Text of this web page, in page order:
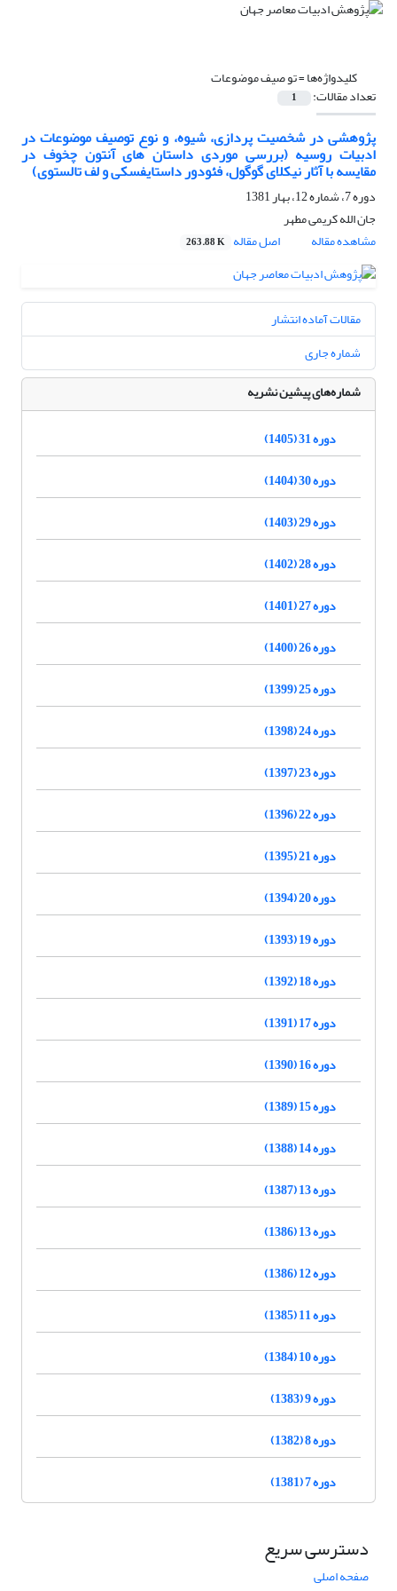
کلیدواژه‌ها =تو صیف موضوعات
تعداد مقالات: 1
پژوهشی در شخصیت پردازی، شیوه، و نوع توصیف موضوعات در
ادبیات روسیه (بررسی موردی داستان های آنتون چخوف در
مقایسه با آثار نیکلای گوگول، فئودور داستایفسکی و لف تالستوی)
دوره 7، شماره 12، بهار 1381
جان الله کریمى مطهر
مشاهده مقاله
اصل مقاله 263.88 K
مقالات آماده انتشار
شماره جاری
شماره‌های پیشین نشریه
دوره 31 (1405)
دوره 30 (1404)
دوره 29 (1403)
دوره 28 (1402)
دوره 27 (1401)
دوره 26 (1400)
دوره 25 (1399)
دوره 24 (1398)
دوره 23 (1397)
دوره 22 (1396)
دوره 21 (1395)
دوره 20 (1394)
دوره 19 (1393)
دوره 18 (1392)
دوره 17 (1391)
دوره 16 (1390)
دوره 15 (1389)
دوره 14 (1388)
دوره 13 (1387)
دوره 13 (1386)
دوره 12 (1386)
دوره 11 (1385)
دوره 10 (1384)
دوره 9 (1383)
دوره 8 (1382)
دوره 7 (1381)
دسترسی سریع
صفحه اصلی